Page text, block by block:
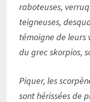
raboteuses,
teigneuses,
témoigne de leurs
du grec skorpios,
Piquer, les
sont hérissées de